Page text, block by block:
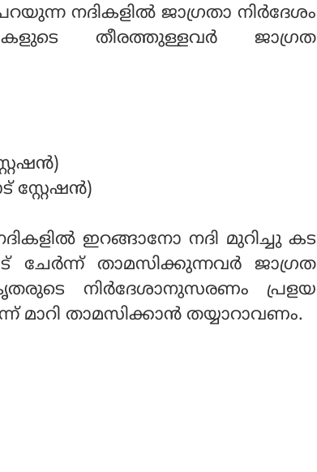
നദികളില്‍ ജാഗ്രതാ നിര്‍ദേശം
തീരത്തുള്ളവര്‍ ജാഗ്രത
സ്റ്റേഷന്‍)
ഇറങ്ങാനോ നദി മുറിച്ചു കട
ചേര്‍ന്ന് താമസിക്കുന്നവര്‍ ജാഗ്രത
നിര്‍ദേശാനുസരണം പ്രളയ
മാറി താമസിക്കാന്‍ തയ്യാറാവണം.